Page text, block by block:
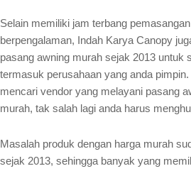
Selain memiliki jam terbang
berpengalaman, Indah Karya Canopy
pasang awning murah sejak 2013 untuk
termasuk perusahaan yang anda
mencari vendor yang melayani pasang
murah, tak salah lagi anda harus
Masalah produk dengan harga murah
sejak 2013, sehingga banyak yang